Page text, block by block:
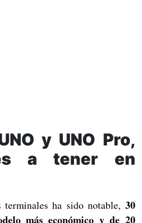
y UNO Pro,
a tener en
terminales ha sido notable, 30
más económico y de 20